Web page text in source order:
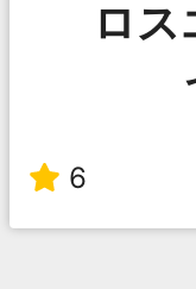
ロ
6